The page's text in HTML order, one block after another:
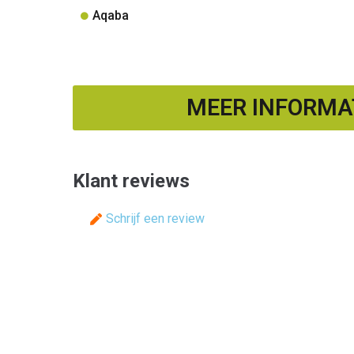
Aqaba
MEER
Klant reviews
Schrijf een review